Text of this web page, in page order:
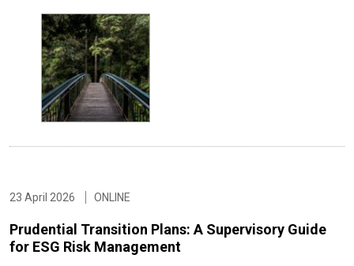
23 April 2026 ONLINE
Prudential Transition Plans: A Supervisory Guide
for ESG Risk Management